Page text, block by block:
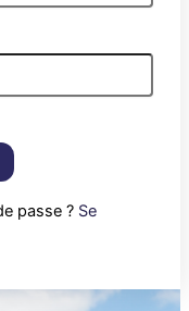
passe ? Se